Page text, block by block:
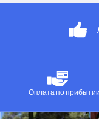
Оплата по прибытии